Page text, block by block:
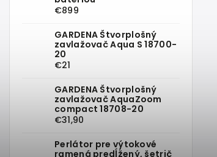
€899
GARDENA Štvorplošný
zavlažovač Aqua S 18700-
20
€21
GARDENA Štvorplošný
zavlažovač AquaZoom
compact 18708-20
€31,90
Perlátor pre výtokové
ramená predĺžený, šetrič